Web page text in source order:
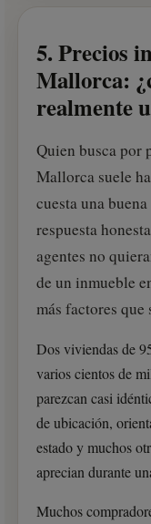
5. Precios
Mallorca:
realmente
Quien busca por
Mallorca suele
cuesta una
respuesta
agentes no
de un inmueble
más factores
Dos viviendas de
varios cientos de
parezcan casi
de ubicación,
estado y muchos
aprecian durante
Muchos